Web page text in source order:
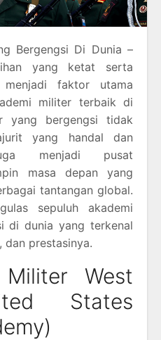
Bergengsi Di Dunia –
yang ketat serta
faktor utama
militer terbaik di
yang bergengsi tidak
yang handal dan
menjadi pusat
masa depan yang
tantangan global.
sepuluh akademi
di dunia yang terkenal
dan prestasinya.
West
States